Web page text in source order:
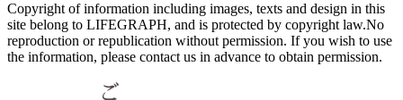
Copyright of information including images, texts and design in this
site belong to LIFEGRAPH, and is protected by copyright law.No
reproduction or republication without permission. If you wish to use
the information, please contact us in advance to obtain permission.